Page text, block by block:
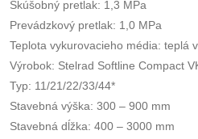
Skúšobný pretlak: 1,3 MPa
Prevádzkový pretlak: 1,0 MPa
Teplota vykurovacieho média: teplá
Výrobok: Stelrad Softline Compact
Typ: 11/21/22/33/44*
Stavebná výška: 300 – 900 mm
Stavebná dĺžka: 400 – 3000 mm